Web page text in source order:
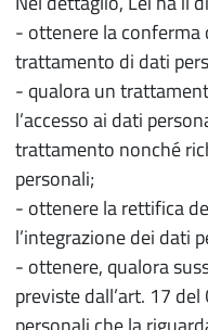
- ottenere la conferma
trattamento di dati
- qualora un
l’accesso ai dati
trattamento nonché
personali;
- ottenere la rettifica
l’integrazione dei dati
- ottenere, qualora
previste dall’art. 17